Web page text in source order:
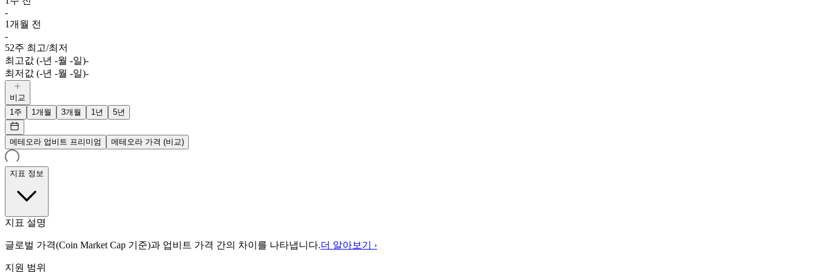
-
1개월 전
-
52주 최고/최저
최고값 (-년 -월 -일)-
최저값 (-년 -월 -일)-
비교
1주
1개월 3개월 1년 5년
메테오라 업비트 프리미엄 메테오라 가격 (비교)
지표 정보
지표 설명
글로벌 가격(Coin Market Cap 기준)과 업비트 가격 간의 차이를 나타냅니다.더 알아보기 ›
지원 범위